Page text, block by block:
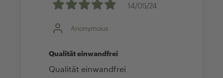
14/05/24
Anonymous
Qualität einwandfrei
Qualität einwandfrei